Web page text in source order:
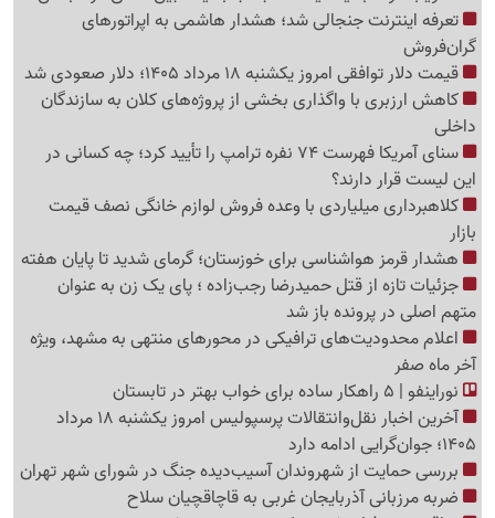
تعرفه اینترنت جنجالی شد؛ هشدار هاشمی به اپراتورهای
گرا‌ن‌فروش
قیمت دلار توافقی امروز یکشنبه 18 مرداد 1405؛ دلار صعودی شد
کاهش ارزبری با واگذاری بخشی از پروژه‌های کلان به سازندگان
داخلی
سنای آمریکا فهرست 74 نفره ترامپ را تأیید کرد؛ چه کسانی در
این لیست قرار دارند؟
کلاهبرداری میلیاردی با وعده فروش لوازم خانگی نصف قیمت
بازار
هشدار قرمز هواشناسی برای خوزستان؛ گرمای شدید تا پایان هفته
جزئیات تازه از قتل حمیدرضا رجب‌زاده ؛ پای یک زن به عنوان
متهم اصلی در پرونده باز شد
اعلام محدودیت‌های ترافیکی در محورهای منتهی به مشهد، ویژه
آخر ماه صفر
نوراینفو | 5 راهکار ساده برای خواب بهتر در تابستان
آخرین اخبار نقل‌وانتقالات پرسپولیس امروز یکشنبه 18 مرداد
1405؛ جوان‌گرایی ادامه دارد
بررسی حمایت از شهروندان آسیب‌دیده جنگ در شورای شهر تهران
ضربه مرزبانی آذربایجان غربی به قاچاقچیان سلاح